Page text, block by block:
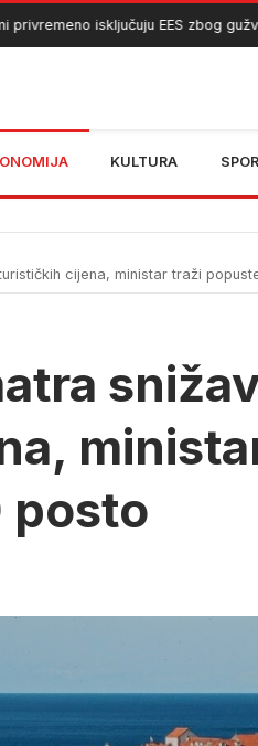
isključuju EES zbog gužvi
KULTURA
cijena, ministar traži
posto